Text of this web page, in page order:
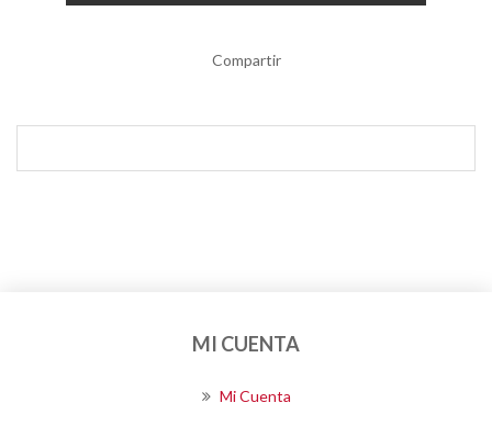
Compartir
MI CUENTA
Mi Cuenta